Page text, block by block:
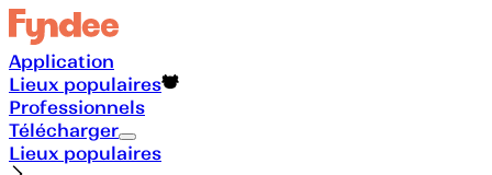
Application
Lieux populaires
Professionnels
Télécharger
Lieux populaires